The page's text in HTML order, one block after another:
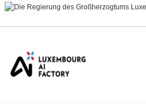
Filters
Cookies management panel